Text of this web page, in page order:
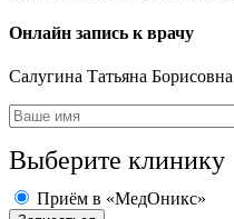
Онлайн запись к врачу
Салугина Татьяна Борисовна
Выберите клинику
Приём в «МедОникс»